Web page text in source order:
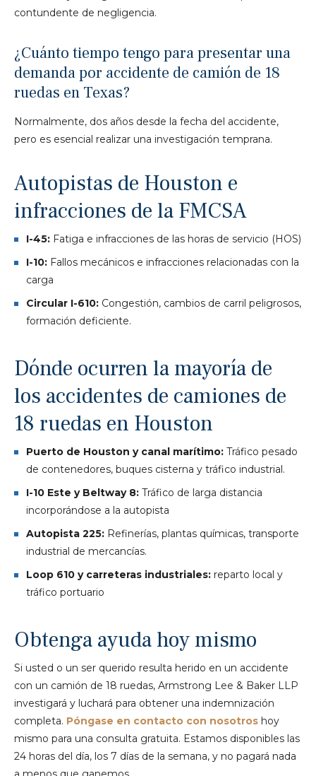
contundente de negligencia.
¿Cuánto tiempo tengo para presentar una
demanda por accidente de camión de 18
ruedas en Texas?
Normalmente, dos años desde la fecha del accidente,
pero es esencial realizar una investigación temprana.
Autopistas de Houston e
infracciones de la FMCSA
I-45: Fatiga e infracciones de las horas de servicio (HOS)
I-10: Fallos mecánicos e infracciones relacionadas con la
carga
Circular I-610: Congestión, cambios de carril peligrosos,
formación deficiente.
Dónde ocurren la mayoría de
los accidentes de camiones de
18 ruedas en Houston
Puerto de Houston y canal marítimo: Tráfico pesado
de contenedores, buques cisterna y tráfico industrial.
I-10 Este y Beltway 8: Tráfico de larga distancia
incorporándose a la autopista
Autopista 225: Refinerías, plantas químicas, transporte
industrial de mercancías.
Loop 610 y carreteras industriales: reparto local y
tráfico portuario
Obtenga ayuda hoy mismo
Si usted o un ser querido resulta herido en un accidente
con un camión de 18 ruedas, Armstrong Lee & Baker LLP
investigará y luchará para obtener una indemnización
completa. Póngase en contacto con nosotros hoy
mismo para una consulta gratuita. Estamos disponibles las
24 horas del día, los 7 días de la semana, y no pagará nada